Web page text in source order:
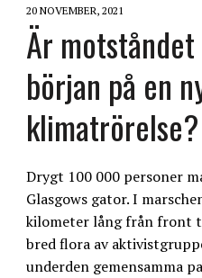
20 NOVEMBER, 2021
Är
början på en
klimatrörelse?
Drygt 100 000 personer
Glasgows gator. I
kilometer lång från front
bred flora av
underden gemensamma